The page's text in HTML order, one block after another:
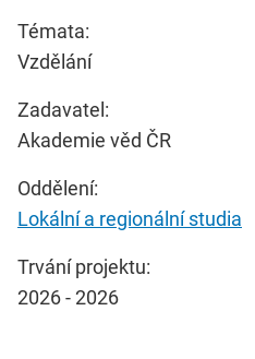
Témata:
Vzdělání
Zadavatel:
Akademie věd ČR
Oddělení:
Lokální a regionální studia
Trvání projektu:
2026 - 2026